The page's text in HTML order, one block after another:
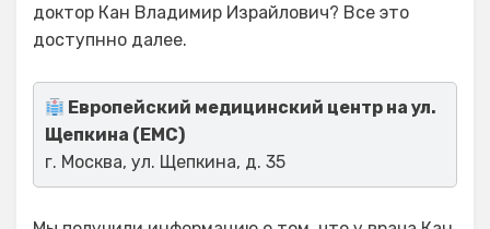
доктор Кан Владимир Израйлович? Все это
доступнно далее.
Европейский медицинский центр на ул.
Щепкина (ЕМС)
г. Москва, ул. Щепкина, д. 35